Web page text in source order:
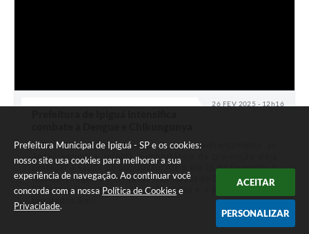
Prefeitura Municipal de Ipiguá - SP e os cookies:
nosso site usa cookies para melhorar a sua
experiência de navegação. Ao continuar você
concorda com a nossa Política de Cookies e
Privacidade.
ACEITAR
PERSONALIZAR
26 FEV 2025 - 12h16
A Prefeitura de Ipiguá segue firme no enfrentamento ao
Aedes aegypti e reforça a importância da prevenção para
proteger a saúde da população. Até o dia 26 de fevereiro, o
município registrou 131 casos notificados de Dengue. Desses,
77 foram descartados, 51 confirmados e 3 ainda aguardam
resultados. Em...